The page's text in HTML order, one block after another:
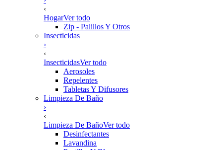
‹
HogarVer todo
Zip - Palillos Y Otros
Insecticidas
›
‹
InsecticidasVer todo
Aerosoles
Repelentes
Tabletas Y Difusores
Limpieza De Baño
›
‹
Limpieza De BañoVer todo
Desinfectantes
Lavandina